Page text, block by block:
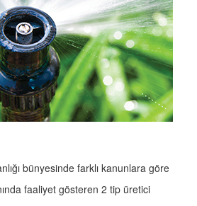
bünyesinde farklı kanunlara göre
faaliyet gösteren 2 tip üretici